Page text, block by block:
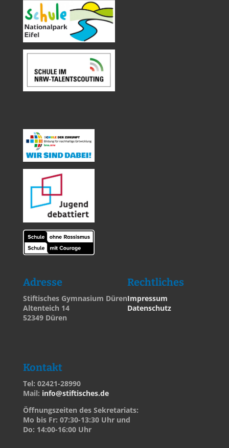
Adresse
Stiftisches Gymnasium Düren
Altenteich 14
52349 Düren
Rechtliches
Impressum
Datenschutz
Kontakt
Tel: 02421-28990
Mail: info@stiftisches.de
Öffnungszeiten des Sekretariats:
Mo bis Fr: 07:30-13:30 Uhr und
Do: 14:00-16:00 Uhr